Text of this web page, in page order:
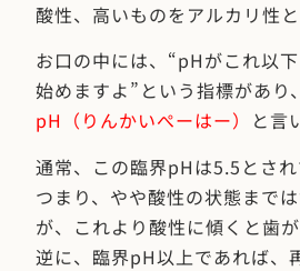
酸性、高いものをアルカリ性と
お口の中には、“pHがこれ以
始めますよ”という指標があり
pH（りんかいぺーはー）
と言
通常、この臨界pHは5.5とされ
つまり、やや酸性の状態まで
が、これより酸性に傾くと歯が
逆に、臨界pH以上であれば、